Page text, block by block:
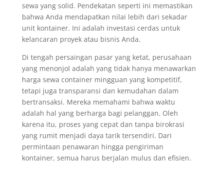
sewa yang solid. Pendekatan seperti ini memastikan
bahwa Anda mendapatkan nilai lebih dari sekadar
unit kontainer. Ini adalah investasi cerdas untuk
kelancaran proyek atau bisnis Anda.
Di tengah persaingan pasar yang ketat, perusahaan
yang menonjol adalah yang tidak hanya menawarkan
harga sewa container mingguan yang kompetitif,
tetapi juga transparansi dan kemudahan dalam
bertransaksi. Mereka memahami bahwa waktu
adalah hal yang berharga bagi pelanggan. Oleh
karena itu, proses yang cepat dan tanpa birokrasi
yang rumit menjadi daya tarik tersendiri. Dari
permintaan penawaran hingga pengiriman
kontainer, semua harus berjalan mulus dan efisien.